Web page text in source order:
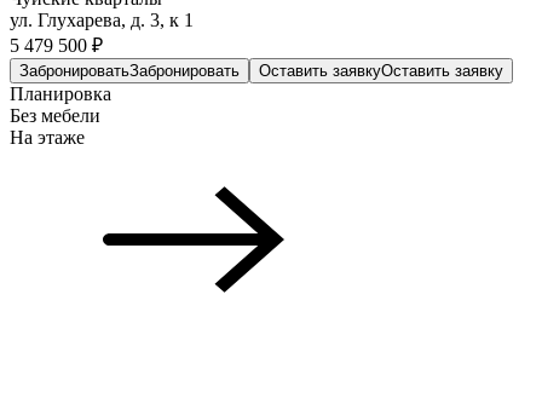
ул. Глухарева, д. 3, к 1
5 479 500 ₽
ЗабронироватьЗабронировать Оставить заявкуОставить заявку
Планировка
Без мебели
На этаже